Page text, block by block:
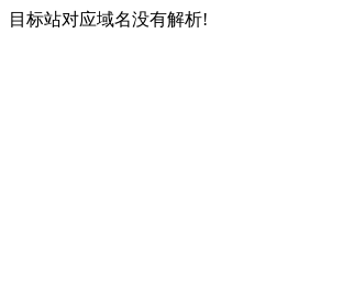
目标站对应域名没有解析!